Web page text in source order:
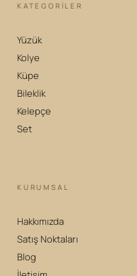
KATEGORILER
Yüzük
Kolye
Küpe
Bileklik
Kelepçe
Set
KURUMSAL
Hakkımızda
Satış Noktaları
Blog